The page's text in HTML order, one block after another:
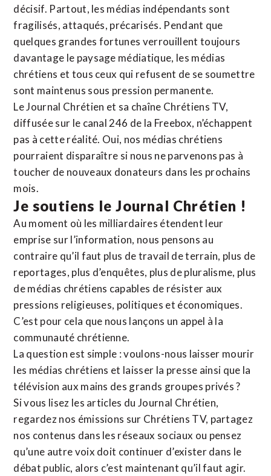
décisif. Partout, les médias indépendants sont
fragilisés, attaqués, précarisés. Pendant que
quelques grandes fortunes verrouillent toujours
davantage le paysage médiatique, les médias
chrétiens et tous ceux qui refusent de se soumettre
sont maintenus sous pression permanente.
Le Journal Chrétien et sa chaîne Chrétiens TV,
diffusée sur le canal 246 de la Freebox, n’échappent
pas à cette réalité. Oui, nos médias chrétiens
pourraient disparaître si nous ne parvenons pas à
toucher de nouveaux donateurs dans les prochains
mois.
Je soutiens le Journal Chrétien !
Au moment où les milliardaires étendent leur
emprise sur l’information, nous pensons au
contraire qu’il faut plus de travail de terrain, plus de
reportages, plus d’enquêtes, plus de pluralisme, plus
de médias chrétiens capables de résister aux
pressions religieuses, politiques et économiques.
C’est pour cela que nous lançons un appel à la
communauté chrétienne.
La question est simple : voulons-nous laisser mourir
les médias chrétiens et laisser la presse ainsi que la
télévision aux mains des grands groupes privés ?
Si vous lisez les articles du Journal Chrétien,
regardez nos émissions sur Chrétiens TV, partagez
nos contenus dans les réseaux sociaux ou pensez
qu’une autre voix doit continuer d’exister dans le
débat public, alors c’est maintenant qu’il faut agir.